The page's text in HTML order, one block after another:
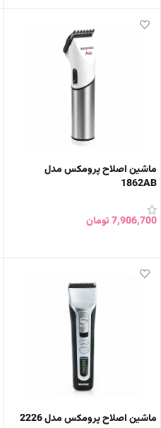
ماشین اصلاح پرومکس مدل
1862AB
7,906,700تومان
ماشین اصلاح پرومکس مدل 2226